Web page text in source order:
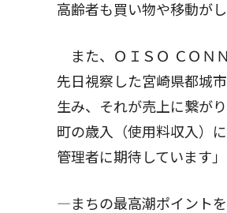
高齢者も買い物や移動が
また、ＯＩＳＯ ＣＯＮ
先日視察した宮崎県都城
生み、それが売上に繋が
町の歳入（使用料収入）
管理者に期待しています」
―まちの最高潮ポイントを